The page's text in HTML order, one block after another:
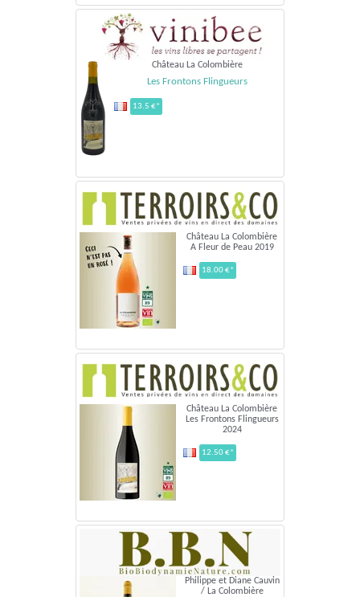
Château La Colombière
Les Frontons Flingueurs
13.5 €*
Château La Colombière
A Fleur de Peau 2019
18.00 €*
Château La Colombière
Les Frontons Flingueurs
2024
12.50 €*
Philippe et Diane Cauvin
/ La Colombière